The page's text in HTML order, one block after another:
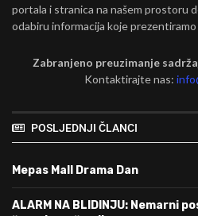
portala i stranica na našem prostoru
odabiru informacija koje prezentiramo
Zabranjeno preuzimanje
Kontaktirajte nas:
POSLJEDNJI ČLANCI
Mepas Mall Drama Dan
ALARM NA BLIDINJU: Nemarni